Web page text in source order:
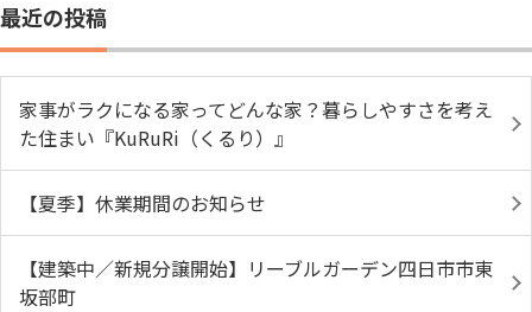
最近の投稿
家事がラクになる家ってどんな家？暮らしやすさを考え
た住まい『KuRuRi（くるり）』
【夏季】休業期間のお知らせ
【建築中／新規分譲開始】リーブルガーデン四日市市東
坂部町